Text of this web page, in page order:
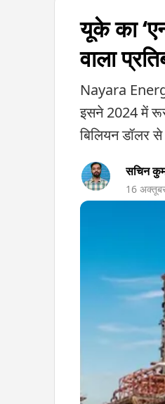
यूके का
वाला
Nayara
इसने 2024 में रूस
बिलियन डॉलर
सचिन
16